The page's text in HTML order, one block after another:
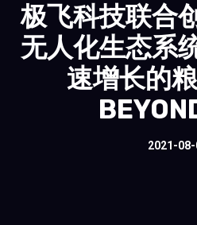
极飞科技联合
无人化生态系
速增长的
2021-08-